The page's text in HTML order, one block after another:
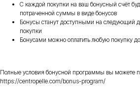
С каждой покупки на ваш бонусный счёт
потраченной суммы в виде бонусов
Бонусы станут доступными на следующий
покупки
Бонусами можно оплатить любую покупку
Полные условия бонусной программы вы можете
https://centropelle.com/bonus-program/